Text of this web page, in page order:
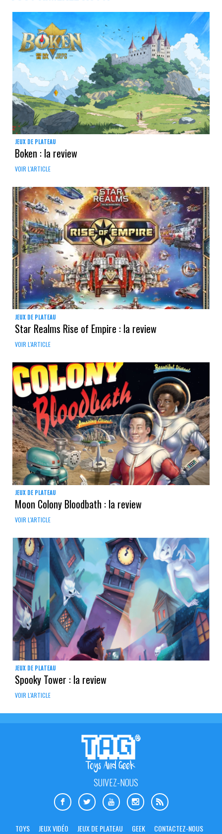
JEUX DE PLATEAU
Boken : la review
VOIR L'ARTICLE
JEUX DE PLATEAU
Star Realms Rise of Empire : la review
VOIR L'ARTICLE
JEUX DE PLATEAU
Moon Colony Bloodbath : la review
VOIR L'ARTICLE
JEUX DE PLATEAU
Spooky Tower : la review
VOIR L'ARTICLE
SUIVEZ-NOUS
TOYS JEUX VIDÉO JEUX DE PLATEAU GEEK CONTACTEZ-NOUS